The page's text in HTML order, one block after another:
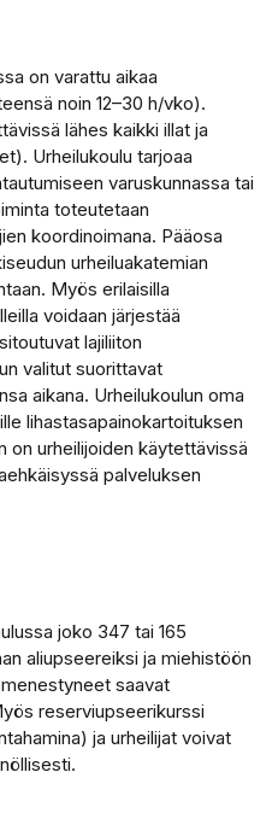
on varattu aikaa
noin 12–30 h/vko).
lähes kaikki illat ja
Urheilukoulu tarjoaa
varuskunnassa tai
toteutetaan
koordinoimana. Pääosa
urheiluakatemian
Myös erilaisilla
voidaan järjestää
lajiliiton
valitut suorittavat
aikana. Urheilukoulun oma
lihastasapainokartoituksen
on urheilijoiden käytettävissä
palveluksen
joko 347 tai 165
aliupseereiksi ja miehistöön
saavat
reserviupseerikurssi
ja urheilijat voivat